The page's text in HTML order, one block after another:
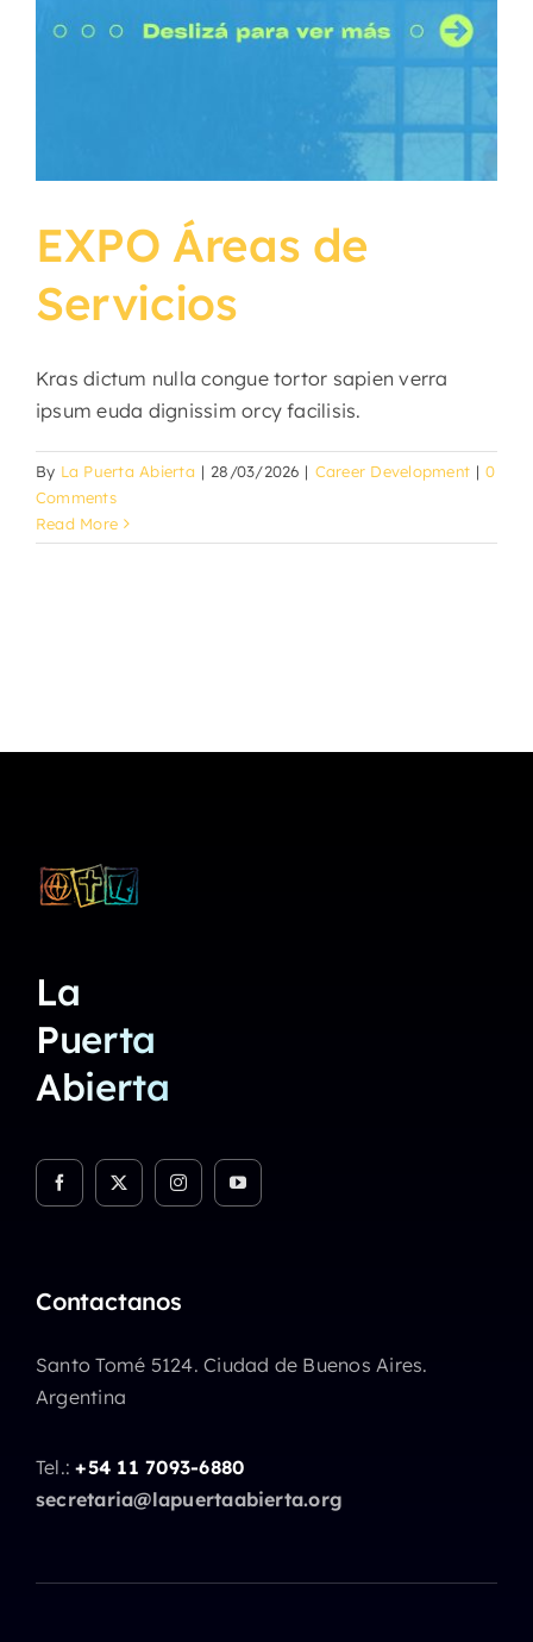
EXPO Áreas de
Servicios
Kras dictum nulla congue tortor sapien verra
ipsum euda dignissim orcy facilisis.
By La Puerta Abierta | 28/03/2026 | Career Development | 0
Comments
Read More
La
Puerta
Abierta
Contactanos
Santo Tomé 5124. Ciudad de Buenos Aires.
Argentina
Tel.:+54 11 7093-6880
secretaria@lapuertaabierta.org